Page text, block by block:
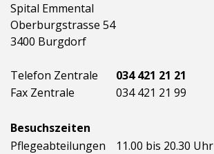
Spital Emmental
Oberburgstrasse 54
3400 Burgdorf
Telefon Zentrale
034 421 21 21
Fax Zentrale
034 421 21 99
Besuchszeiten
Pflegeabteilungen
11.00 bis 20.30 Uhr